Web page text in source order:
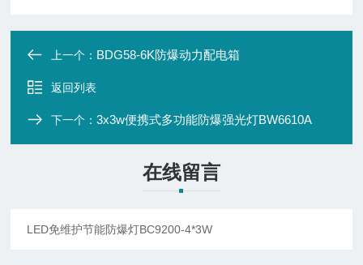
上一个： BDG58-6K防爆动力配电箱
返回列表
下一个：3x3w便携式多功能防爆强光灯BW6610A
在线留言